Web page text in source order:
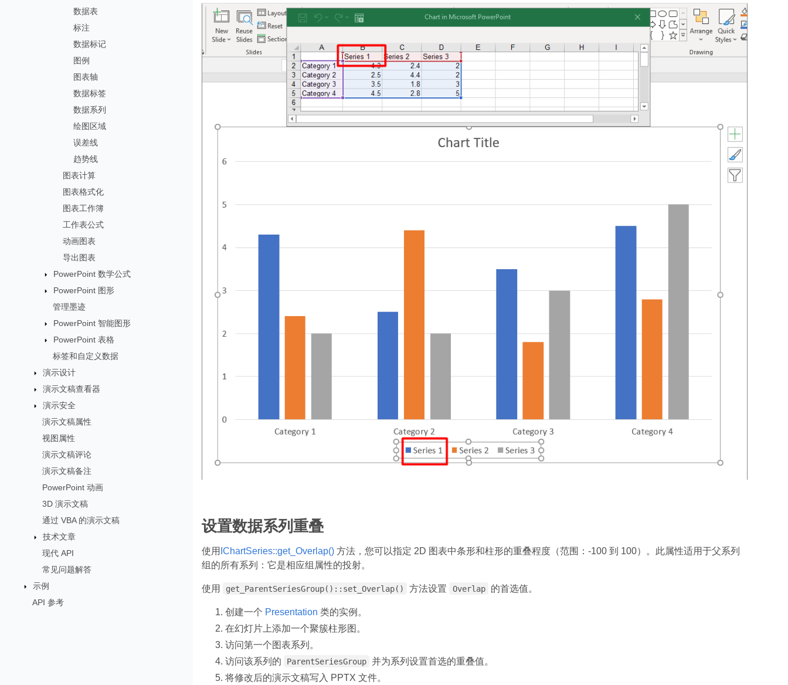
数据表
标注
数据标记
图例
图表轴
数据标签
数据系列
绘图区域
误差线
趋势线
图表计算
图表格式化
图表工作簿
工作表公式
动画图表
导出图表
PowerPoint 数学公式
PowerPoint 图形
管理墨迹
PowerPoint 智能图形
PowerPoint 表格
标签和自定义数据
演示设计
演示文稿查看器
演示安全
演示文稿属性
视图属性
演示文稿评论
演示文稿备注
PowerPoint 动画
3D 演示文稿
通过 VBA 的演示文稿
技术文章
现代 API
常见问题解答
示例
API 参考
设置数据系列重叠
使用 IChartSeries::get_Overlap()方法，您可以指定 2D 图表中条形和柱形的重叠程度（范围：-100 到 100）。此属性适用于父系列
组的所有系列：它是相应组属性的投射。
使用 get_ParentSeriesGroup()::set_Overlap() 方法设置 Overlap 的首选值。
创建一个 Presentation 类的实例。
在幻灯片上添加一个聚簇柱形图。
访问第一个图表系列。
访问该系列的
ParentSeriesGroup 并为系列设置首选的重叠值。
将修改后的演示文稿写入 PPTX 文件。